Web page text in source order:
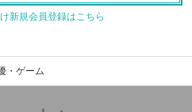
新規会員登録はこちら
・ゲーム